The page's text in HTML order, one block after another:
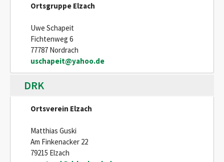
Ortsgruppe Elzach
Uwe Schapeit
Fichtenweg 6
77787 Nordrach
uschapeit@yahoo.de
DRK
Ortsverein Elzach
Matthias Guski
Am Finkenacker 22
79215 Elzach